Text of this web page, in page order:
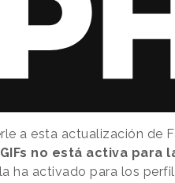
a esta actualización de
no está activa para
ha activado para los